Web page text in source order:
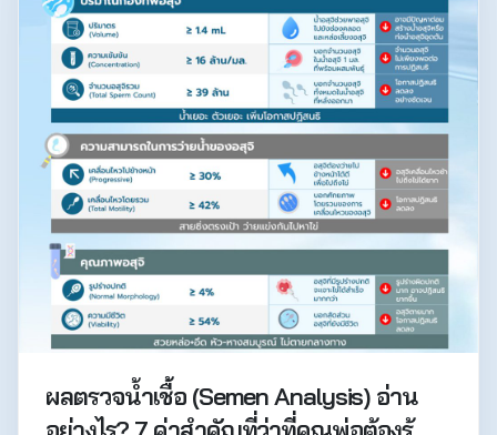
ผลตรวจน้ำเชื้อ (Semen Analysis) อ่าน